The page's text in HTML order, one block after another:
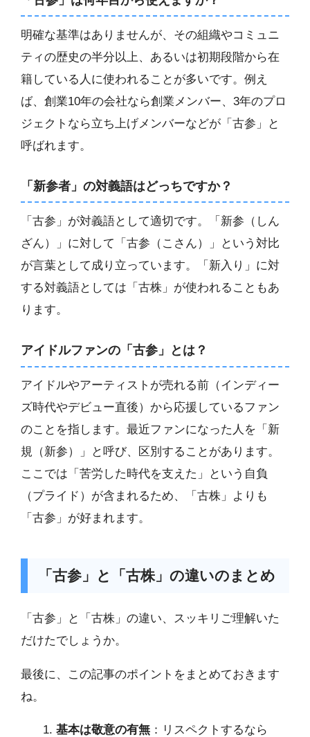
明確な基準はありませんが、その組織やコミュニ
ティの歴史の半分以上、あるいは初期段階から在
籍している人に使われることが多いです。例え
ば、創業10年の会社なら創業メンバー、3年のプロ
ジェクトなら立ち上げメンバーなどが「古参」と
呼ばれます。
「新参者」の対義語はどっちですか？
「古参」が対義語として適切です。「新参（しん
ざん）」に対して「古参（こさん）」という対比
が言葉として成り立っています。「新入り」に対
する対義語としては「古株」が使われることもあ
ります。
アイドルファンの「古参」とは？
アイドルやアーティストが売れる前（インディー
ズ時代やデビュー直後）から応援しているファン
のことを指します。最近ファンになった人を「新
規（新参）」と呼び、区別することがあります。
ここでは「苦労した時代を支えた」という自負
（プライド）が含まれるため、「古株」よりも
「古参」が好まれます。
「古参」と「古株」の違いのまとめ
「古参」と「古株」の違い、スッキリご理解いた
だけたでしょうか。
最後に、この記事のポイントをまとめておきます
ね。
基本は敬意の有無 ：リスペクトするなら